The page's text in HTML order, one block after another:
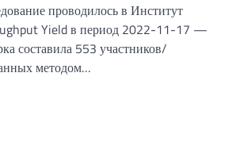
проводилось в Институт
Yield в период 2022-11-17 —
составила 553 участников/
методом…